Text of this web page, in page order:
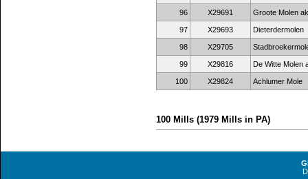
96 X29691 Groote Molen
97 X29693 Dieterdermolen
98 X29705
99 X29816 De Witte Molen
100 X29824 Achlumer Mole
100 Mills (1979 Mills in PA)